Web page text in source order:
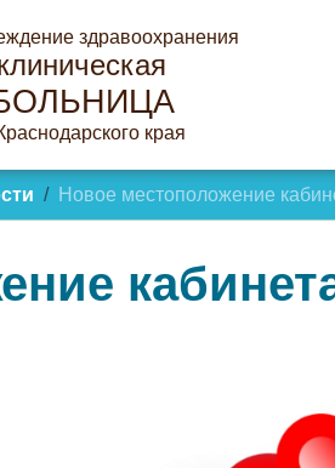
здравоохранения
края
Новое местоположение